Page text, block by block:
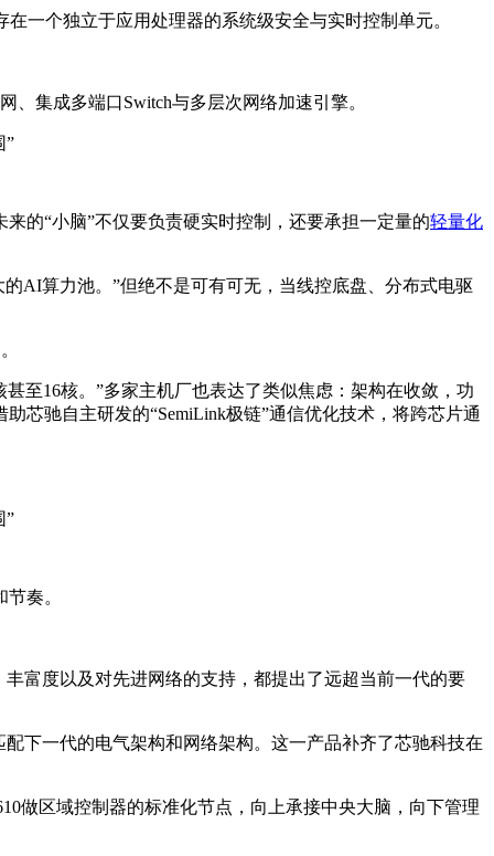
一个独立于应用处理器的系统级安全与实时控制单元。
、集成多端口Switch与多层次网络加速引擎。
的“小脑”不仅要负责硬实时控制，还要承担一定量的轻量化
AI算力池。”但绝不是可有可无，当线控底盘、分布式电驱
至16核。”多家主机厂也表达了类似焦虑：架构在收敛，功
芯驰自主研发的“SemiLink极链”通信优化技术，将跨芯片通
奏。
富度以及对先进网络的支持，都提出了远超当前一代的要
下一代的电气架构和网络架构。这一产品补齐了芯驰科技在
做区域控制器的标准化节点，向上承接中央大脑，向下管理